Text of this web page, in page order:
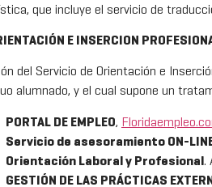
que incluye el servicio de
E INSERCION
del Servicio de Orientación e
alumnado, y el cual supone un
PORTAL DE EMPLEO,
Servicio de asesoramiento ON-
Orientación Laboral y Profesional.
GESTIÓN DE LAS PRÁCTICAS